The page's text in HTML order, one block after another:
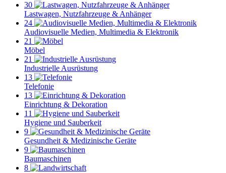
30
Lastwagen, Nutzfahrzeuge & Anhänger
24
Audiovisuelle Medien, Multimedia & Elektronik
21
Möbel
21
Industrielle Ausrüstung
13
Telefonie
13
Einrichtung & Dekoration
11
Hygiene und Sauberkeit
9
Gesundheit & Medizinische Geräte
9
Baumaschinen
8